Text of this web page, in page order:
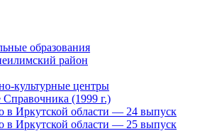
образования
район
культурные центры
Справочника (1999 г.)
в Иркутской области — 24 выпуск
в Иркутской области — 25 выпуск